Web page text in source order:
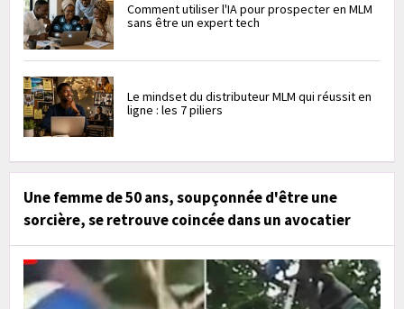
Comment utiliser l'IA pour prospecter en MLM
sans être un expert tech
Le mindset du distributeur MLM qui réussit en
ligne : les 7 piliers
Une femme de 50 ans, soupçonnée d'être une
sorcière, se retrouve coincée dans un avocatier